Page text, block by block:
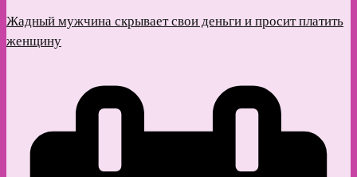
Жадный мужчина скрывает свои деньги и просит платить
женщину